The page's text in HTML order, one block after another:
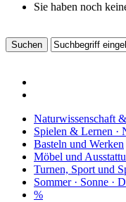
Sie haben noch
Naturwissenschaft
Spielen & Lernen ·
Basteln und Werken
Möbel und
Turnen, Sport und
Sommer · Sonne ·
%